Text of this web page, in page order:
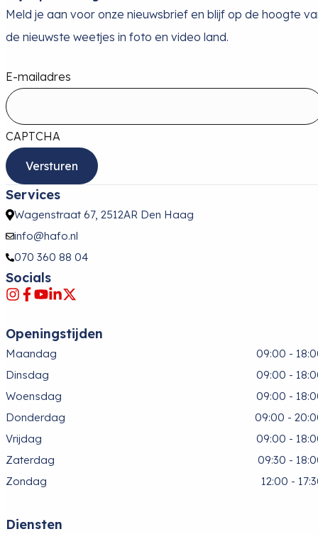
Meld je aan voor onze nieuwsbrief en blijf op de hoogte
de nieuwste weetjes in foto en video land.
E-mailadres
CAPTCHA
Services
Wagenstraat 67, 2512AR Den Haag
info@hafo.nl
070 360 88 04
Socials
Openingstijden
Maandag
09:00 -
Dinsdag
09:00 -
Woensdag
09:00 -
Donderdag
09:00 -
Vrijdag
09:00 -
Zaterdag
09:30 -
Zondag
12:00 -
Diensten